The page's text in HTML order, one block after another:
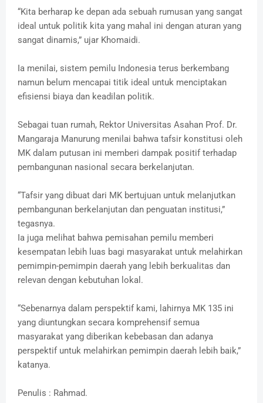
“Kita berharap ke depan ada sebuah rumusan yang sangat
ideal untuk politik kita yang mahal ini dengan aturan yang
sangat dinamis,” ujar Khomaidi.
Ia menilai, sistem pemilu Indonesia terus berkembang
namun belum mencapai titik ideal untuk menciptakan
efisiensi biaya dan keadilan politik.
Sebagai tuan rumah, Rektor Universitas Asahan Prof. Dr.
Mangaraja Manurung menilai bahwa tafsir konstitusi oleh
MK dalam putusan ini memberi dampak positif terhadap
pembangunan nasional secara berkelanjutan.
“Tafsir yang dibuat dari MK bertujuan untuk melanjutkan
pembangunan berkelanjutan dan penguatan institusi,”
tegasnya.
Ia juga melihat bahwa pemisahan pemilu memberi
kesempatan lebih luas bagi masyarakat untuk melahirkan
pemimpin-pemimpin daerah yang lebih berkualitas dan
relevan dengan kebutuhan lokal.
“Sebenarnya dalam perspektif kami, lahirnya MK 135 ini
yang diuntungkan secara komprehensif semua
masyarakat yang diberikan kebebasan dan adanya
perspektif untuk melahirkan pemimpin daerah lebih baik,”
katanya.
Penulis : Rahmad.